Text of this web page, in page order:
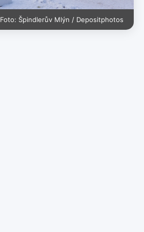
Foto: Špindlerův Mlýn / Depositphotos